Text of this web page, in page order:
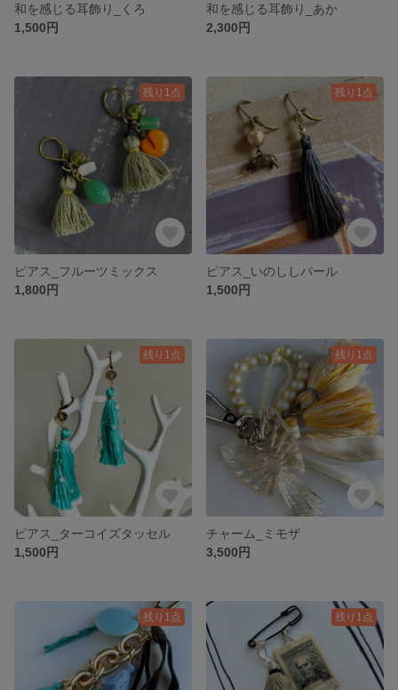
和を感じる耳飾り_くろ
1,500円
和を感じる耳飾り_あか
2,300円
残り1点
ピアス_フルーツミックス
1,800円
残り1点
ピアス_いのししパール
1,500円
残り1点
ピアス_ターコイズタッセル
1,500円
残り1点
チャーム_ミモザ
3,500円
残り1点 残り1点